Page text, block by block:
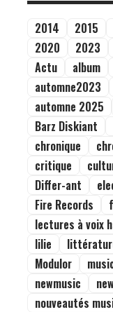
2014 2015
2020
2023
Actu
album
automne2023
automne 2025
Barz Diskiant
chronique
critique
Differ-ant
Fire Records
lectures à voix
lilie
Modulor
newmusic
nouveautés